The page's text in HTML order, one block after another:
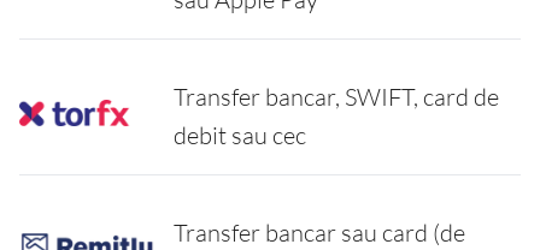
Transfer bancar, SWIFT, card de
debit sau cec
Transfer bancar sau card (de